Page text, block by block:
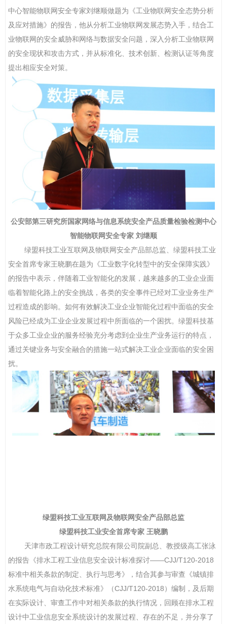
中心智能物联网安全专家刘继顺做题为《工业物联网安全态势分析
及应对措施》的报告，他从分析工业物联网发展态势入手，结合工
业物联网的安全威胁和网络与数据安全问题，深入分析工业物联网
的安全现状和攻击方式，并从标准化、技术创新、检测认证等角度
提出相应安全对策。
公安部第三研究所国家网络与信息系统安全产品质量检验检测中心
智能物联网安全专家 刘继顺
绿盟科技工业互联网及物联网安全产品部总监、绿盟科技工业
安全首席专家王晓鹏在题为 《工业数字化转型中的安全保障实践》
的报告中表示， 伴随着工业智能化的发展，越来越多的工业企业面
临着智能化路上的安全挑战，各类的安全事件已经对工业业务生产
过程造成的影响。如何有效解决工业企业智能化过程中面临的安全
风险已经成为工业企业发展过程中所面临的一个困扰。绿盟科技基
于众多工业企业的服务经验充分考虑到企业生产业务运行的特点，
通过关键业务与安全融合的措施一站式解决工业企业面临的安全困
扰。
绿盟科技工业互联网及物联网安全产品部总监
绿盟科技工业安全首席专家 王晓鹏
天津市政工程设计研究总院有限公司院副总、教授级高工张泳
的报告《排水工程工业信息安全设计标准探讨——CJJ/T120-2018
标准中相关条款的制定、执行与思考》， 结合其参与审查《城镇排
水系统电气与自动化技术标准》（CJJ/T120-2018）编制，及后期
在实际设计、审查工作中对相关条款的执行情况，回顾在排水工程
设计中工业信息安全系统设计的发展过程、存在的不足，并分享了